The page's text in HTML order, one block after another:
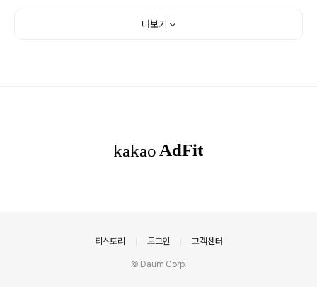
더보기
티스토리 로그인 고객센터
© Daum Corp.